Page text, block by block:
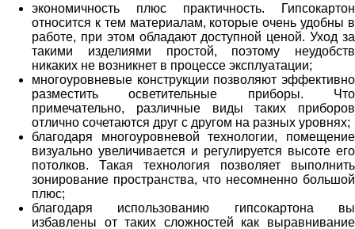
экономичность плюс практичность. Гипсокартон
относится к тем материалам, которые очень удобны в
работе, при этом обладают доступной ценой. Уход за
такими изделиями простой, поэтому неудобств
никаких не возникнет в процессе эксплуатации;
многоуровневые конструкции позволяют эффективно
разместить осветительные приборы. Что
примечательно, различные виды таких приборов
отлично сочетаются друг с другом на разных уровнях;
благодаря многоуровневой технологии, помещение
визуально увеличивается и регулируется высоте его
потолков. Такая технология позволяет выполнить
зонирование пространства, что несомненно большой
плюс;
благодаря использованию гипсокартона вы
избавлены от таких сложностей как выравнивание